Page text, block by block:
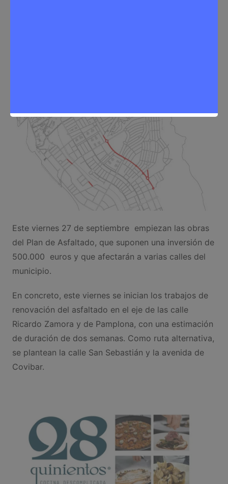
Este viernes 27 de septiembre empiezan las obras
del Plan de Asfaltado, que suponen una inversión de
500.000 euros y que afectarán a varias calles del
municipio.
En concreto, este viernes se inician los trabajos de
renovación del asfaltado en el eje de las calle
Ricardo Zamora y de Pamplona, con una estimación
de duración de dos semanas. Como ruta alternativa,
se plantean la calle San Sebastián y la avenida de
Covibar.